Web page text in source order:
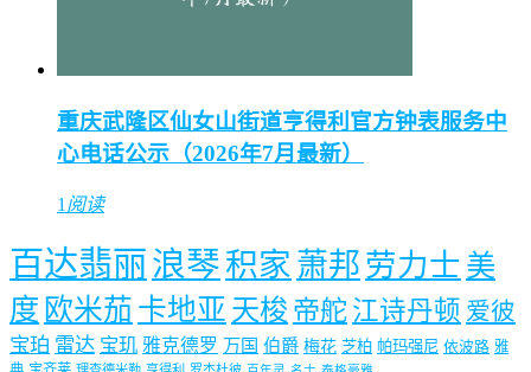
重庆武隆区仙女山街道亨得利官方钟表服务中
心电话公示（2026年7月最新）
1阅读
百达翡丽 浪琴积家 萧邦 劳力士 美
度 欧米茄 卡地亚 天梭 帝舵 江诗丹顿 爱彼
宝珀 雷达 宝玑 雅克德罗 万国 伯爵 梅花 芝柏 帕玛强尼 依波路 雅